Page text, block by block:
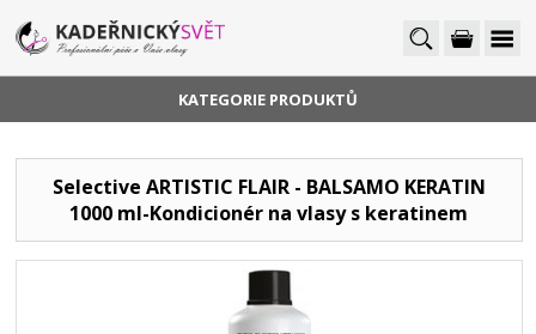
KATEGORIE PRODUKTŮ
Selective ARTISTIC FLAIR - BALSAMO KERATIN
1000 ml-Kondicionér na vlasy s keratinem